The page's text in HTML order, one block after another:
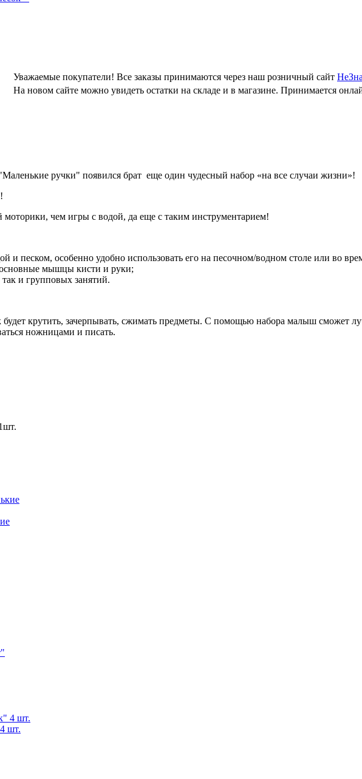
Уважаемые покупатели! Все заказы принимаются через наш розничный сайт
На новом сайте можно увидеть остатки на складе и в магазине. Принимается
ручки" появился брат еще один чудесный набор «на все случаи жизни»!
моторики, чем игры с водой, да еще с таким инструментарием!
и песком, особенно удобно использовать его на песочном/водном столе или во
мышцы кисти и руки;
и групповых занятий.
крутить, зачерпывать, сжимать предметы. С помощью набора малыш сможет
ножницами и писать.
шт.